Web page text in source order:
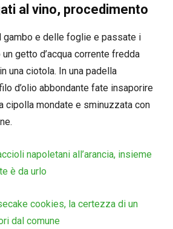
al vino, procedimento
gambo e delle foglie e passate i
getto d’acqua corrente fredda
una ciotola. In una padella
d’olio abbondante fate insaporire
cipolla mondate e sminuzzata con
napoletani all’arancia, insieme
è da urlo
cookies, la certezza di un
dal comune